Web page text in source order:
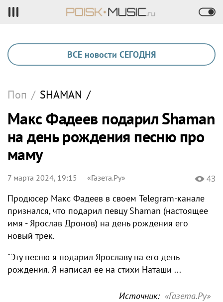
ВСЕ новости СЕГОДНЯ
Поп / SHAMAN /
Макс Фадеев подарил Shaman
на день рождения песню про
маму
7 марта 2024, 19:15 «Газета.Ру» 43
Продюсер Макс Фадеев в своем Telegram-канале
признался, что подарил певцу Shaman (настоящее
имя - Ярослав Дронов) на день рождения его
новый трек.
"Эту песню я подарил Ярославу на его день
рождения. Я написал ее на стихи Наташи ...
Источник: «Газета.Ру»